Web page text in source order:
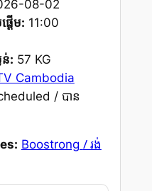
08-02
ើម: 11:00
ន់: 57 KG
Cambodia
/ បាន
Boostrong / រង់